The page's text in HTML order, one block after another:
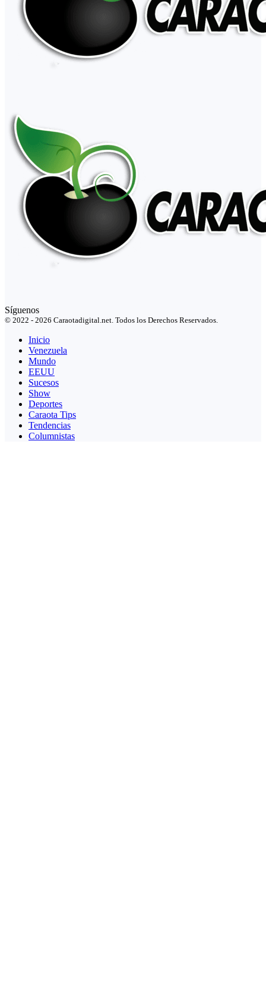
Síguenos
© 2022 - 2026 Caraotadigital.net. Todos los Derechos Reservados.
Inicio
Venezuela
Mundo
EEUU
Sucesos
Show
Deportes
Caraota Tips
Tendencias
Columnistas